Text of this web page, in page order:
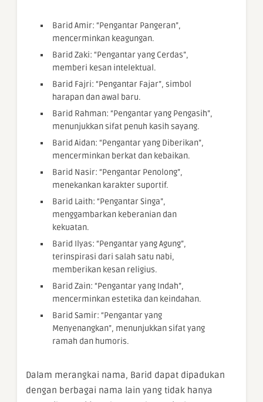
Barid Amir: “Pengantar Pangeran”,
mencerminkan keagungan.
Barid Zaki: “Pengantar yang Cerdas”,
memberi kesan intelektual.
Barid Fajri: “Pengantar Fajar”, simbol
harapan dan awal baru.
Barid Rahman: “Pengantar yang Pengasih”,
menunjukkan sifat penuh kasih sayang.
Barid Aidan: “Pengantar yang Diberikan”,
mencerminkan berkat dan kebaikan.
Barid Nasir: “Pengantar Penolong”,
menekankan karakter suportif.
Barid Laith: “Pengantar Singa”,
menggambarkan keberanian dan
kekuatan.
Barid Ilyas: “Pengantar yang Agung”,
terinspirasi dari salah satu nabi,
memberikan kesan religius.
Barid Zain: “Pengantar yang Indah”,
mencerminkan estetika dan keindahan.
Barid Samir: “Pengantar yang
Menyenangkan”, menunjukkan sifat yang
ramah dan humoris.
Dalam merangkai nama, Barid dapat dipadukan
dengan berbagai nama lain yang tidak hanya